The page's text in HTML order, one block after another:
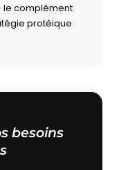
le complément
protéique
besoins